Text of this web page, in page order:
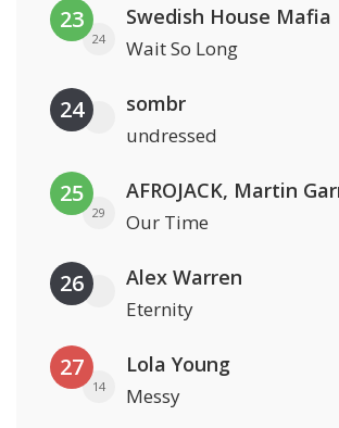
23
24
Swedish House Mafia
Wait So Long
24 sombr
undressed
25
29 Our Time
26 Alex Warren
Eternity
27
14
Lola Young
Messy